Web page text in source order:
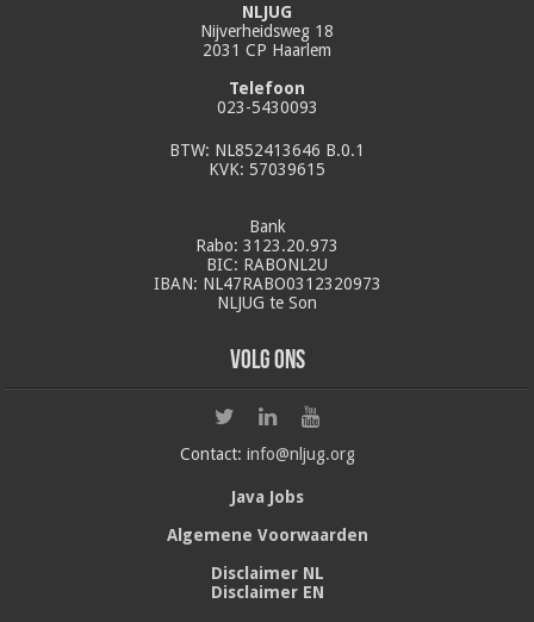
NLJUG
Nijverheidsweg 18
2031 CP Haarlem
Telefoon
023-5430093
BTW: NL852413646 B.0.1
KVK: 57039615
Bank
Rabo: 3123.20.973
BIC: RABONL2U
IBAN: NL47RABO0312320973
NLJUG te Son
Volg ons
Contact: info@nljug.org
Java Jobs
Algemene Voorwaarden
Disclaimer NL
Disclaimer EN